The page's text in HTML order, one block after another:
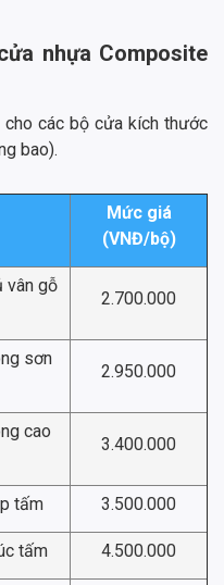
nhựa Composite
các bộ cửa kích thước
bao).
Mức giá
(VNĐ/bộ)
vân gỗ
2.700.000
sơn
2.950.000
cao
3.400.000
tấm 3.500.000
tấm 4.500.000